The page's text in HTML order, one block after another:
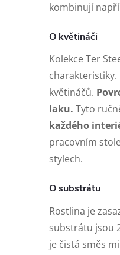
kombinují
O květináči
Kolekce Ter
charakteristiky.
květináčů.
laku. Tyto
každého
pracovním
stylech.
O substrátu
Rostlina je
substrátu jsou
je čistá směs